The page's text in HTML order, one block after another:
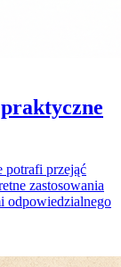
potrafi przejąć
zastosowania
odpowiedzialnego